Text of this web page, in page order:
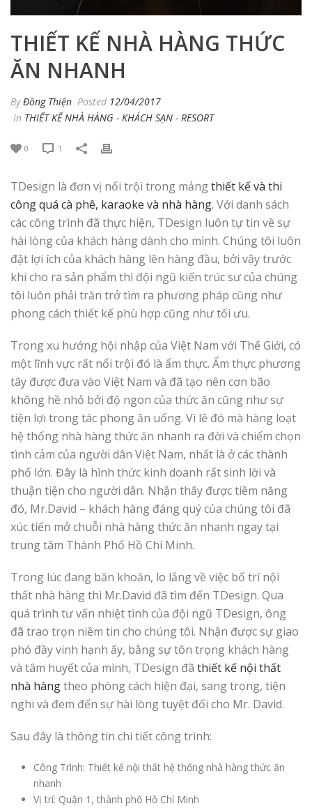
THIẾT KẾ NHÀ HÀNG THỨC
ĂN NHANH
ByĐồng Thiện Posted 12/04/2017
In THIẾT KẾ NHÀ HÀNG - KHÁCH SẠN - RESORT
0 1
TDesign là đơn vị nổi trội trong mảngthiết kế và thi
công quá cà phê, karaoke và nhà hàng. Với danh sách
các công trình đã thực hiện, TDesign luôn tự tin về sự
hài lòng của khách hàng dành cho mình. Chúng tôi luôn
đặt lợi ích của khách hàng lên hàng đầu, bởi vậy trước
khi cho ra sản phẩm thì đội ngũ kiến trúc sư của chúng
tôi luôn phải trăn trở tìm ra phương pháp cũng như
phong cách thiết kế phù hợp cũng như tối ưu.
Trong xu hướng hội nhập của Việt Nam với Thế Giới, có
một lĩnh vực rất nổi trội đó là ẩm thực. Ẩm thực phương
tây được đưa vào Việt Nam và đã tạo nên cơn bão
không hề nhỏ bởi độ ngon của thức ăn cũng như sự
tiện lợi trong tác phong ăn uống. Vì lẽ đó mà hàng loạt
hệ thống nhà hàng thức ăn nhanh ra đời và chiếm chọn
tình cảm của người dân Việt Nam, nhất là ở các thành
phố lớn. Đây là hình thức kinh doanh rất sinh lời và
thuận tiện cho người dân. Nhận thấy được tiềm năng
đó, Mr.David – khách hàng đáng quý của chúng tôi đã
xúc tiến mở chuỗi nhà hàng thức ăn nhanh ngay tại
trung tâm Thành Phố Hồ Chí Minh.
Trong lúc đang băn khoăn, lo lắng về việc bố trí nội
thất nhà hàng thì Mr.David đã tìm đến TDesign. Qua
quá trình tư vấn nhiệt tình của đội ngũ TDesign, ông
đã trao trọn niềm tin cho chúng tôi. Nhận được sự giao
phó đầy vinh hạnh ấy, bằng sự tôn trọng khách hàng
và tâm huyết của mình, TDesign đã thiết kế nội thất
nhà hàngtheo phòng cách hiện đại, sang trọng, tiện
nghi và đem đến sự hài lòng tuyệt đối cho Mr. David.
Sau đây là thông tin chi tiết công trình:
Công Trình: Thiết kế nội thất hệ thống nhà hàng thức ăn
nhanh
Vị trí: Quận 1, thành phố Hồ Chí Minh